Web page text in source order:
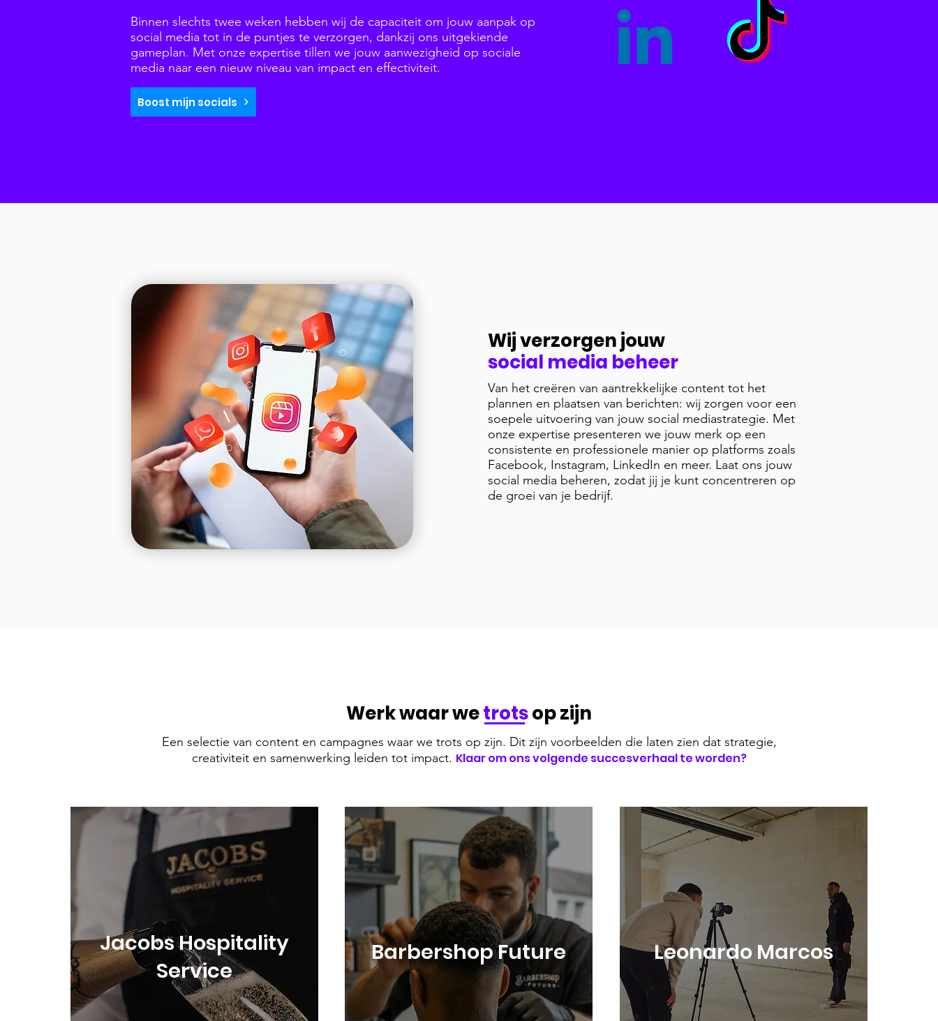
Binnen slechts twee weken hebben wij de capaciteit om jouw aanpak op
social media tot in de puntjes te verzorgen, dankzij ons uitgekiende
gameplan. Met onze expertise tillen we jouw aanwezigheid op sociale
media naar een nieuw niveau van impact en effectiviteit.
Boost mijn socials
Wij verzorgen jouw
social media beheer
Van het creëren van aantrekkelijke content tot het
plannen en plaatsen van berichten: wij zorgen voor een
soepele uitvoering van jouw social mediastrategie. Met
onze expertise presenteren we jouw merk op een
consistente en professionele manier op platforms zoals
Facebook, Instagram, LinkedIn en meer. Laat ons jouw
social media beheren, zodat jij je kunt concentreren op
de groei van je bedrijf.
Werk waar wetrotsop zijn
Een selectie van content en campagnes waar we trots op zijn. Dit zijn voorbeelden die laten zien dat strategie,
creativiteit en samenwerking leiden tot impact. Klaar om ons volgende succesverhaal te worden?
Jacobs Hospitality
Service
Barbershop Future Leonardo Marcos